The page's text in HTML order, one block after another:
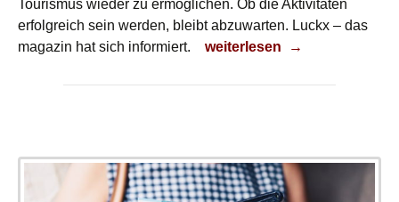
Tourismus wieder zu ermöglichen. Ob die Aktivitäten
erfolgreich sein werden, bleibt abzuwarten. Luckx – das
magazin hat sich informiert.
Vorsorge
weiterlesen →